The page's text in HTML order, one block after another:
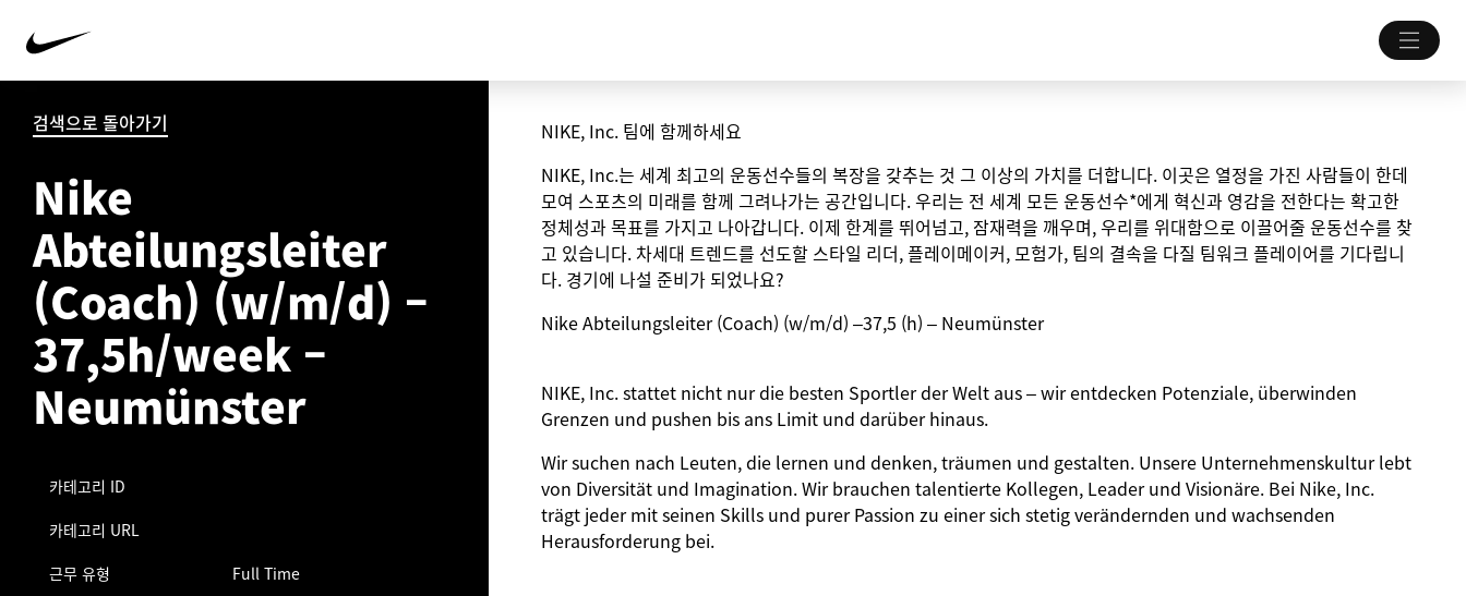
검색으로 돌아가기
Nike
Abteilungsleiter
(Coach) (w/m/d) –
37,5h/week –
Neumünster
카테고리 ID
카테고리 URL
근무 유형
Full Time
NIKE, Inc. 팀에 함께하세요
NIKE, Inc.는 세계 최고의 운동선수들의 복장을 갖추는 것 그 이상의 가치를 더합니다. 이곳은 열정을 가진 사람들이 한데
모여 스포츠의 미래를 함께 그려나가는 공간입니다. 우리는 전 세계 모든 운동선수*에게 혁신과 영감을 전한다는 확고한
정체성과 목표를 가지고 나아갑니다. 이제 한계를 뛰어넘고, 잠재력을 깨우며, 우리를 위대함으로 이끌어줄 운동선수를 찾
고 있습니다. 차세대 트렌드를 선도할 스타일 리더, 플레이메이커, 모험가, 팀의 결속을 다질 팀워크 플레이어를 기다립니
다. 경기에 나설 준비가 되었나요?
Nike Abteilungsleiter (Coach) (w/m/d) –37,5 (h) – Neumünster
NIKE, Inc. stattet nicht nur die besten Sportler der Welt aus – wir entdecken Potenziale, überwinden
Grenzen und pushen bis ans Limit und darüber hinaus.
Wir suchen nach Leuten, die lernen und denken, träumen und gestalten. Unsere Unternehmenskultur lebt
von Diversität und Imagination. Wir brauchen talentierte Kollegen, Leader und Visionäre. Bei Nike, Inc.
trägt jeder mit seinen Skills und purer Passion zu einer sich stetig verändernden und wachsenden
Herausforderung bei.